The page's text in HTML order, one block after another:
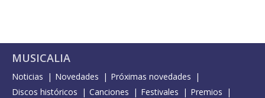
MUSICALIA
Noticias Novedades
Próximas novedades
Discos históricos
Canciones Festivales
Premios